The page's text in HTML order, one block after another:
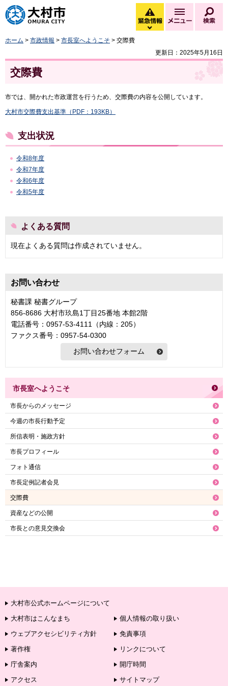
大村市
緊急情報
緊急情報を開く
メニュー
ホーム > 市政情報 > 市長室へようこそ > 交際費
更新日：2025年5月16日
交際費
市では、開かれた市政運営を行うため、交際費の内容を公開しています。
大村市交際費支出基準（PDF：193KB）
支出状況
令和8年度
令和7年度
令和6年度
令和5年度
よくある質問
現在よくある質問は作成されていません。
お問い合わせ
秘書課 秘書グループ
856-8686 大村市玖島1丁目25番地 本館2階
電話番号：0957-53-4111（内線：205）
ファクス番号：0957-54-0300
市長室へようこそ
市長からのメッセージ
今週の市長行動予定
所信表明・施政方針
市長プロフィール
フォト通信
市長定例記者会見
交際費
資産などの公開
市長との意見交換会
大村市公式ホームページについて
大村市はこんなまち
個人情報の取り扱い
ウェブアクセシビリティ方針
免責事項
著作権
リンクについて
庁舎案内
開庁時間
アクセス
サイトマップ